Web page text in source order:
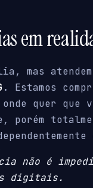
em
mas
. Estamos
quer que
porém
não é
digitais.